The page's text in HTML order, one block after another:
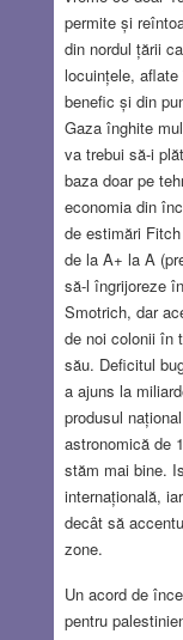
permite și
din nordul țării
locuințele,
benefic și din
Gaza înghite
va trebui să-i
baza doar pe
economia din
de estimări
de la A+ la A
să-l îngrijoreze
Smotrich, dar
de noi colonii în
său. Deficitul
a ajuns la
produsul
astronomică de
stăm mai bine.
internațională,
decât să
zone.
Un acord de
pentru